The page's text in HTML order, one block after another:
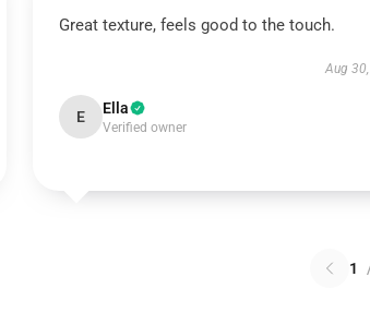
Great texture, feels good to the touch.
Aug
E Ella
Verified owner
1